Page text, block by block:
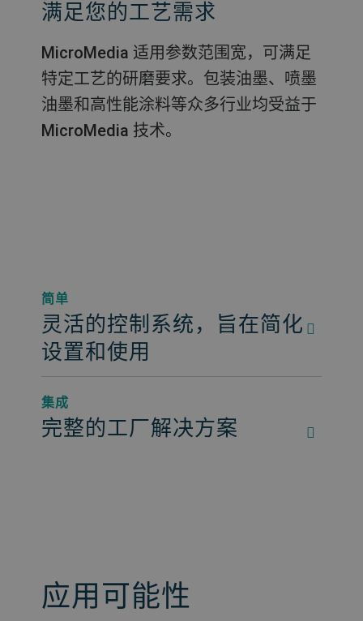
满足您的工艺需求
MicroMedia 适用参数范围宽，可满足
特定工艺的研磨要求。包装油墨、喷墨
油墨和高性能涂料等众多行业均受益于
MicroMedia 技术。
简单
灵活的控制系统，旨在简化
设置和使用
集成
完整的工厂解决方案
应用可能性